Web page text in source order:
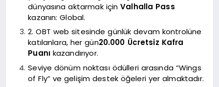
dünyasına aktarmak içinValhalla Pass
kazanın: Global.
2. OBT web sitesinde günlük devam kontrolüne
katılanlara, her gün20.000 Ücretsiz Kafra
Puanıkazandırıyor.
Seviye dönüm noktası ödülleri arasında “Wings
of Fly” ve gelişim destek öğeleri yer almaktadır.